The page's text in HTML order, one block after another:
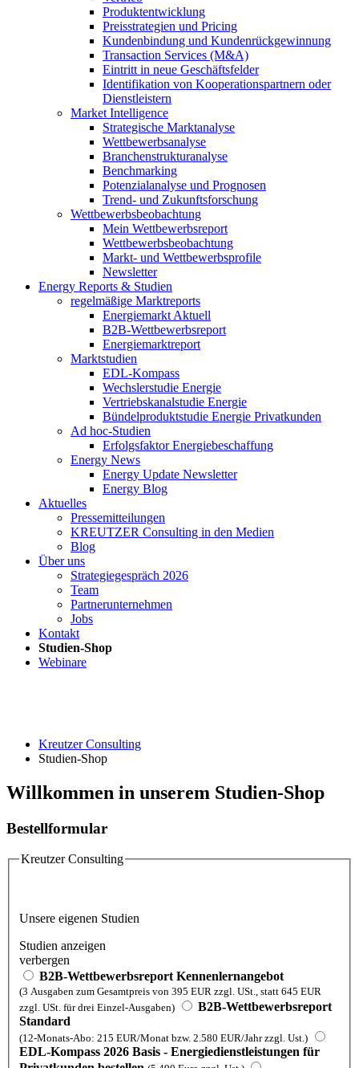
Produktentwicklung
Preisstrategien und Pricing
Kundenbindung und Kundenrückgewinnung
Transaction Services (M&A)
Eintritt in neue Geschäftsfelder
Identifikation von Kooperationspartnern oder
Dienstleistern
Market Intelligence
Strategische Marktanalyse
Wettbewerbsanalyse
Branchenstrukturanalyse
Benchmarking
Potenzialanalyse und Prognosen
Trend- und Zukunftsforschung
Wettbewerbs­beobachtung
Mein Wettbewerbsreport
Wettbewerbsbeobachtung
Markt- und Wettbewerbsprofile
Newsletter
Energy Reports & Studien
regelmäßige Marktreports
Energiemarkt Aktuell
B2B-Wettbewerbsreport
Energiemarktreport
Marktstudien
EDL-Kompass
Wechslerstudie Energie
Vertriebskanalstudie Energie
Bündelproduktstudie Energie Privatkunden
Ad hoc-Studien
Erfolgsfaktor Energiebeschaffung
Energy News
Energy Update Newsletter
Energy Blog
Aktuelles
Pressemitteilungen
KREUTZER Consulting in den Medien
Blog
Über uns
Strategiegespräch 2026
Team
Partnerunternehmen
Jobs
Kontakt
Studien-Shop
Webinare
Kreutzer Consulting
Studien-Shop
Willkommen in unserem Studien-Shop
Bestellformular
Kreutzer Consulting
Unsere eigenen Studien
Studien anzeigen
verbergen
B2B-Wettbewerbsreport Kennenlernangebot
(3 Ausgaben zum Gesamtpreis von 395 EUR zzgl. USt., statt 645 EUR
zzgl. USt. für drei Einzel-Ausgaben)
B2B-Wettbewerbsreport
Standard
(12-Monats-Abo: 215 EUR/Monat bzw. 2.580 EUR/Jahr zzgl. Ust.)
EDL-Kompass 2026 Basis - Energiedienstleistungen für